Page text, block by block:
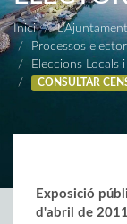
Inici L'Ajuntament
Processos
Eleccions Locals
CONSULTAR
Exposició
d'abril de 2011